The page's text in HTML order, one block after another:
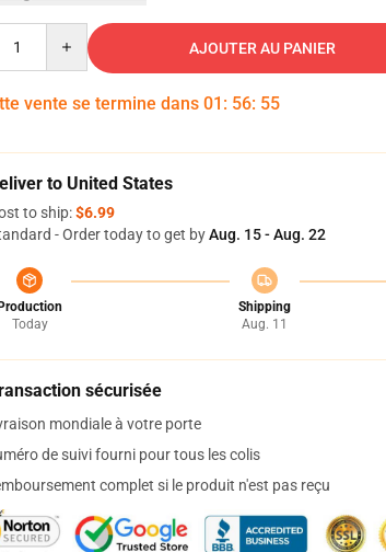
AJOUTER AU PANIER
vente se termine dans 01 : 56: 54
to United States
to ship:$6.99
- Order today to get byAug. 15 - Aug. 22
Production
Today
Shipping
Aug. 11
sécurisée
mondiale à votre porte
de suivi fourni pour tous les colis
complet si le produit n'est pas reçu